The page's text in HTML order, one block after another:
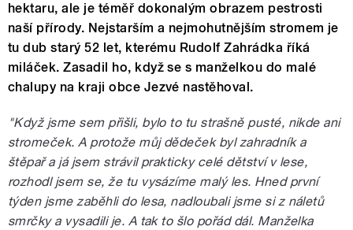
hektaru, ale je téměř dokonalým obrazem pestrosti
naší přírody. Nejstarším a nejmohutnějším stromem je
tu dub starý 52 let, kterému Rudolf Zahrádka říká
miláček. Zasadil ho, když se s manželkou do malé
chalupy na kraji obce Jezvé nastěhoval.
"Když jsme sem přišli, bylo to tu strašně pusté, nikde ani
stromeček. A protože můj dědeček byl zahradník a
štěpař a já jsem strávil prakticky celé dětství v lese,
rozhodl jsem se, že tu vysázíme malý les. Hned první
týden jsme zaběhli do lesa, nadloubali jsme si z náletů
smrčky a vysadili je. A tak to šlo pořád dál. Manželka